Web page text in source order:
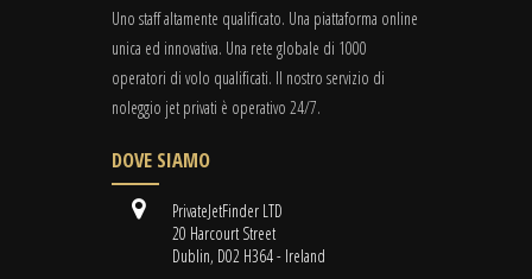
Uno staff altamente qualificato. Una piattaforma online
unica ed innovativa. Una rete globale di 1000
operatori di volo qualificati. Il nostro servizio di
noleggio jet privati è operativo 24/7.
DOVE SIAMO
PrivateJetFinder LTD
20 Harcourt Street
Dublin, D02 H364 - Ireland